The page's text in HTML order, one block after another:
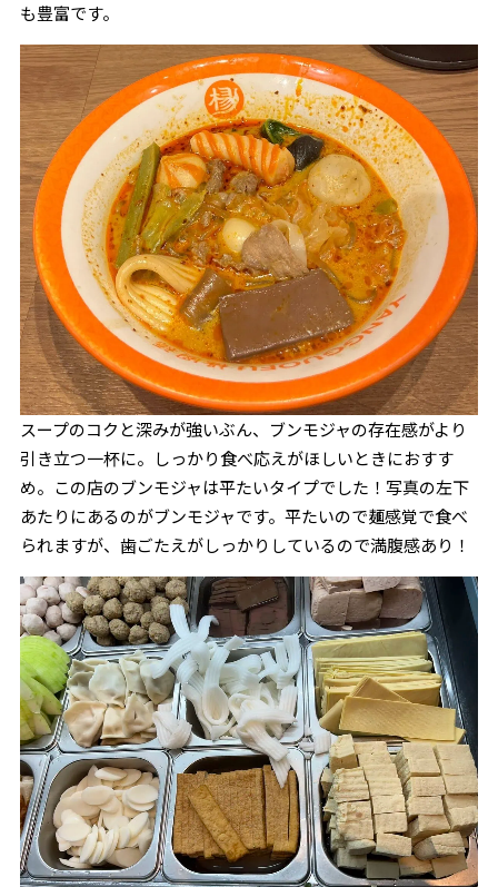
も豊富です。
スープのコクと深みが強いぶん、ブンモジャの存在感がより
引き立つ一杯に。しっかり食べ応えがほしいときにおすす
め。この店のブンモジャは平たいタイプでした！写真の左下
あたりにあるのがブンモジャです。平たいので麺感覚で食べ
られますが、歯ごたえがしっかりしているので満腹感あり！